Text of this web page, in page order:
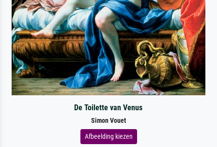
De Toilette van Venus
Simon Vouet
Afbeelding kiezen